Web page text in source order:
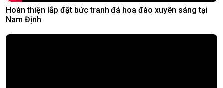
Hoàn thiện lắp đặt bức tranh đá hoa đào xuyên sáng tại
Nam Định